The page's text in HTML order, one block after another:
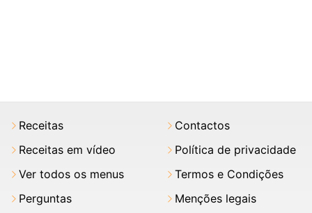
Receitas
Receitas em vídeo
Ver todos os menus
Perguntas
Contactos
Política de privacidade
Termos e Condições
Menções legais